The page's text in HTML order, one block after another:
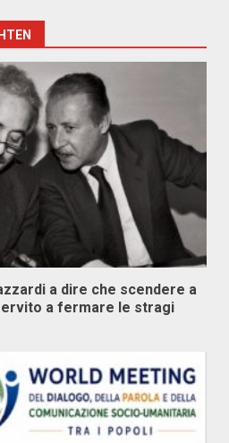
a dire che scendere a
a fermare le stragi